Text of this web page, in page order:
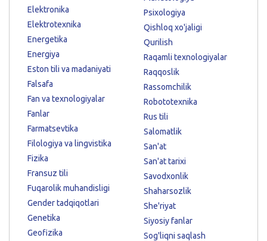
Elektronika
Elektrotexnika
Energetika
Energiya
Eston tili va madaniyati
Falsafa
Fan va texnologiyalar
Fanlar
Farmatsevtika
Filologiya va lingvistika
Fizika
Fransuz tili
Fuqarolik muhandisligi
Gender tadqiqotlari
Genetika
Geofizika
Psixologiya
Qishloq xo'jaligi
Qurilish
Raqamli texnologiyalar
Raqqoslik
Rassomchilik
Robototexnika
Rus tili
Salomatlik
San'at
San'at tarixi
Savodxonlik
Shaharsozlik
She'riyat
Siyosiy fanlar
Sog'liqni saqlash